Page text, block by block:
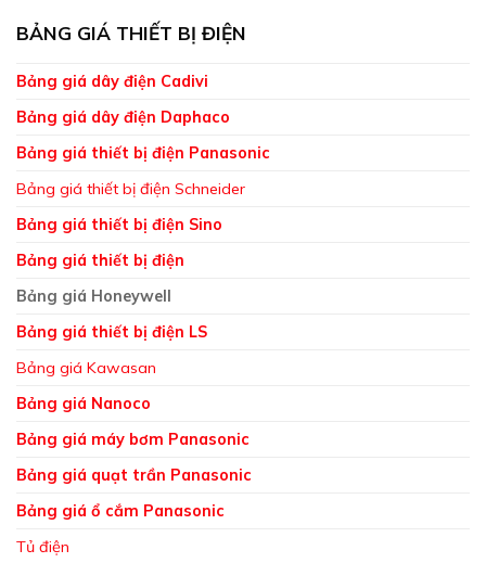
BẢNG GIÁ THIẾT BỊ ĐIỆN
Bảng giá dây điện Cadivi
Bảng giá dây điện Daphaco
Bảng giá thiết bị điện Panasonic
Bảng giá thiết bị điện Schneider
Bảng giá thiết bị điện Sino
Bảng giá thiết bị điện
Bảng giá Honeywell
Bảng giá thiết bị điện LS
Bảng giá Kawasan
Bảng giá Nanoco
Bảng giá máy bơm Panasonic
Bảng giá quạt trần Panasonic
Bảng giá ổ cắm Panasonic
Tủ điện